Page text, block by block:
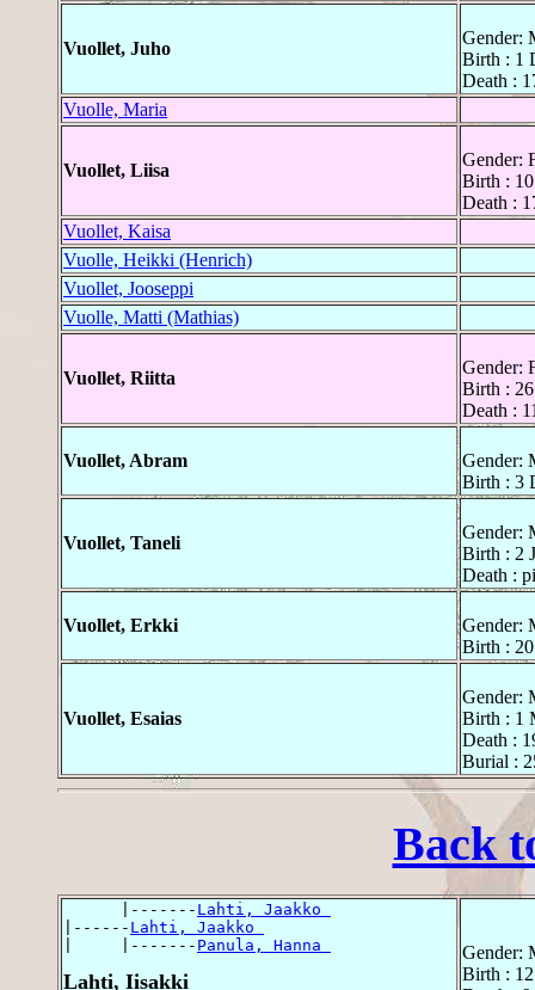
Vuollet, Juho
Gender:
Birth : 1
Death :
Vuolle, Maria
Vuollet, Liisa
Gender:
Birth :
Death :
Vuollet, Kaisa
Vuolle, Heikki (Henrich)
Vuollet, Jooseppi
Vuolle, Matti (Mathias)
Vuollet, Riitta
Gender:
Birth :
Death :
Vuollet, Abram
Gender:
Birth : 3
Vuollet, Taneli
Gender:
Birth : 2
Death :
Vuollet, Erkki
Gender:
Birth :
Vuollet, Esaias
Gender:
Birth : 1
Death :
Burial :
Back
      |-------
Lahti, Jaakko
|------ Lahti, Jaakko
|     |------- Panula, Hanna
Lahti, Iisakki
Gender:
Birth :